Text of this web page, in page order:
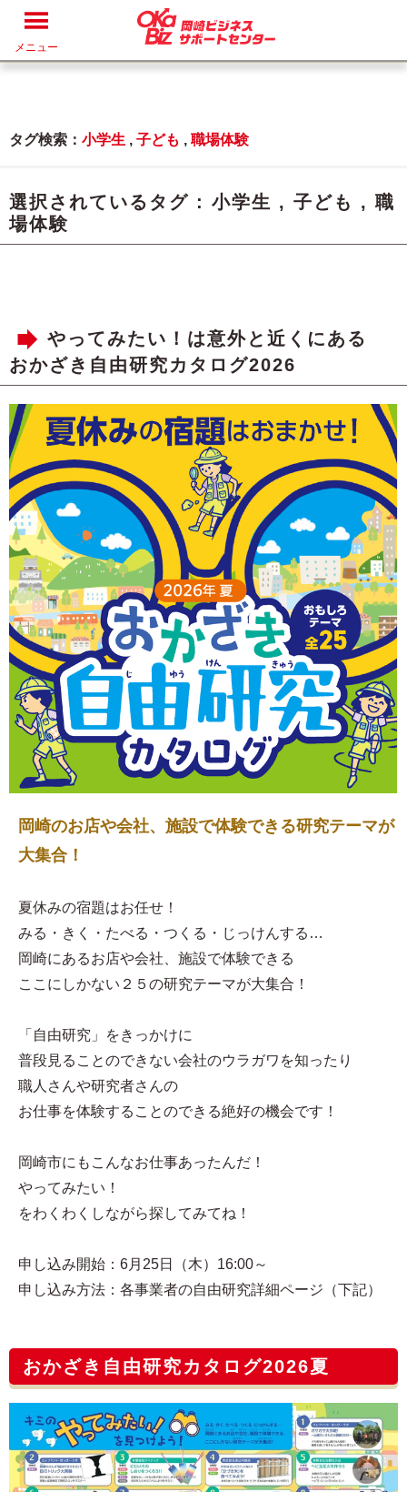
メニュー
タグ検索： 小学生 , 子ども , 職場体験
選択されているタグ : 小学生 , 子ども , 職
場体験
やってみたい！は意外と近くにある
おかざき自由研究カタログ2026
岡崎のお店や会社、施設で体験できる研究テーマが
大集合！
夏休みの宿題はお任せ！
みる・きく・たべる・つくる・じっけんする…
岡崎にあるお店や会社、施設で体験できる
ここにしかない２５の研究テーマが大集合！
「自由研究」をきっかけに
普段見ることのできない会社のウラガワを知ったり
職人さんや研究者さんの
お仕事を体験することのできる絶好の機会です！
岡崎市にもこんなお仕事あったんだ！
やってみたい！
をわくわくしながら探してみてね！
申し込み開始：6月25日（木）16:00～
申し込み方法：各事業者の自由研究詳細ページ（下記）
おかざき自由研究カタログ2026夏